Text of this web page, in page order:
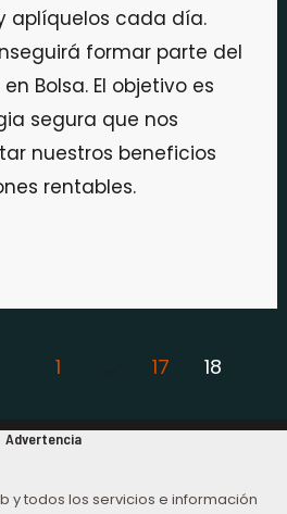
aplíquelos cada día.
formar parte del
Bolsa. El objetivo es
segura que nos
nuestros beneficios
rentables.
1 17 18
Advertencia
y todos los servicios e información